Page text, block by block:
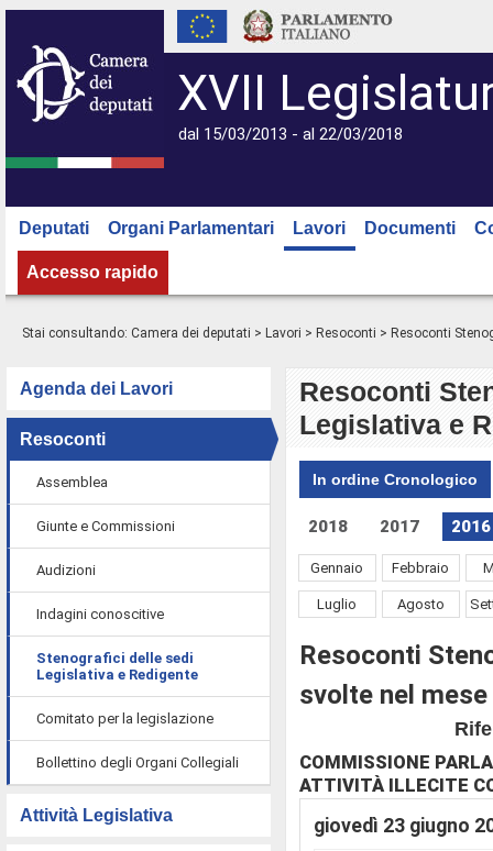
XVII
dal 15/03/2013 - al 22/03/2018
Deputati Organi Parlamentari Lavori Documenti
Accesso rapido
Stai consultando: Camera dei deputati > Lavori > Resoconti > Resoconti
Agenda dei Lavori
Resoconti
Assemblea
Giunte e Commissioni
Audizioni
Indagini conoscitive
Stenografici delle sedi
Legislativa e Redigente
Comitato per la legislazione
Bollettino degli Organi Collegiali
Attività Legislativa
Resoconti
Legislativa e
In ordine Cronologico
2018 2017 2016
Gennaio Febbraio
Luglio Agosto
Resoconti
svolte nel
COMMISSIONE
ATTIVITÀ ILLECITE
giovedì 23 giugno